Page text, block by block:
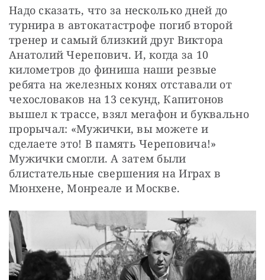
Надо сказать, что за несколько дней до
турнира в автокатастрофе погиб второй
тренер и самый близкий друг Виктора
Анатолий Черепович. И, когда за 10
километров до финиша наши резвые
ребята на железных конях отставали от
чехословаков на 13 секунд, Капитонов
вышел к трассе, взял мегафон и буквально
прорычал: «Мужички, вы можете и
сделаете это! В память Череповича!»
Мужички смогли. А затем были
блистательные свершения на Играх в
Мюнхене, Монреале и Москве.